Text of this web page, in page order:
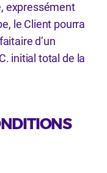
expressément
le Client pourra
d’un
initial total de la